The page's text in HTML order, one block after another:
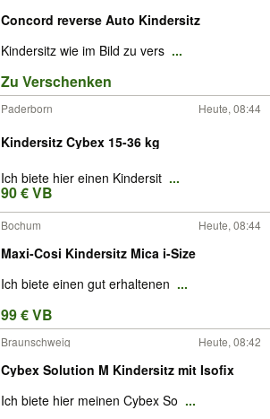
Concord reverse Auto Kindersitz
Kindersitz wie im Bild zu vers ...
Zu Verschenken
Paderborn Heute, 08:44
Kindersitz Cybex 15-36 kg
Ich biete hier einen Kindersit ...
90 € VB
Bochum Heute, 08:44
Maxi-Cosi Kindersitz Mica i-Size
Ich biete einen gut erhaltenen ...
99 € VB
Braunschweig Heute, 08:42
Cybex Solution M Kindersitz mit Isofix
Ich biete hier meinen Cybex So ...